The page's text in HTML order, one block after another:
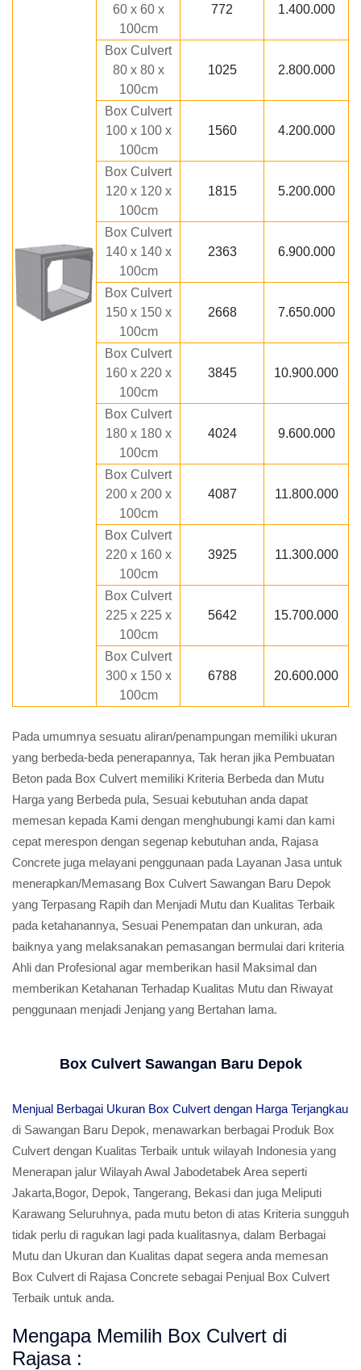
60 x 60 x
100cm
772 1.400.000
Box Culvert
80 x 80 x
100cm
1025 2.800.000
Box Culvert
100 x 100 x
100cm
1560 4.200.000
Box Culvert
120 x 120 x
100cm
1815 5.200.000
Box Culvert
140 x 140 x
100cm
2363 6.900.000
Box Culvert
150 x 150 x
100cm
2668 7.650.000
Box Culvert
160 x 220 x
100cm
3845 10.900.000
Box Culvert
180 x 180 x
100cm
4024 9.600.000
Box Culvert
200 x 200 x
100cm
4087 11.800.000
Box Culvert
220 x 160 x
100cm
3925 11.300.000
Box Culvert
225 x 225 x
100cm
5642 15.700.000
Box Culvert
300 x 150 x
100cm
6788 20.600.000
Pada umumnya sesuatu aliran/penampungan memiliki ukuran
yang berbeda-beda penerapannya, Tak heran jika Pembuatan
Beton pada Box Culvert memiliki Kriteria Berbeda dan Mutu
Harga yang Berbeda pula, Sesuai kebutuhan anda dapat
memesan kepada Kami dengan menghubungi kami dan kami
cepat merespon dengan segenap kebutuhan anda, Rajasa
Concrete juga melayani penggunaan pada Layanan Jasa untuk
menerapkan/Memasang Box Culvert Sawangan Baru Depok
yang Terpasang Rapih dan Menjadi Mutu dan Kualitas Terbaik
pada ketahanannya, Sesuai Penempatan dan unkuran, ada
baiknya yang melaksanakan pemasangan bermulai dari kriteria
Ahli dan Profesional agar memberikan hasil Maksimal dan
memberikan Ketahanan Terhadap Kualitas Mutu dan Riwayat
penggunaan menjadi Jenjang yang Bertahan lama.
Box Culvert Sawangan Baru Depok
Menjual Berbagai Ukuran Box Culvert dengan Harga Terjangkau
di Sawangan Baru Depok, menawarkan berbagai Produk Box
Culvert dengan Kualitas Terbaik untuk wilayah Indonesia yang
Menerapan jalur Wilayah Awal Jabodetabek Area seperti
Jakarta,Bogor, Depok, Tangerang, Bekasi dan juga Meliputi
Karawang Seluruhnya, pada mutu beton di atas Kriteria sungguh
tidak perlu di ragukan lagi pada kualitasnya, dalam Berbagai
Mutu dan Ukuran dan Kualitas dapat segera anda memesan
Box Culvert di Rajasa Concrete sebagai Penjual Box Culvert
Terbaik untuk anda.
Mengapa Memilih Box Culvert di
Rajasa :